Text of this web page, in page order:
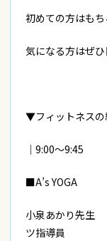
初めての方はも
気になる方はぜ
▼フィットネス
｜9:00～9:45
■A’s YOGA
小泉あかり先生
ツ指導員